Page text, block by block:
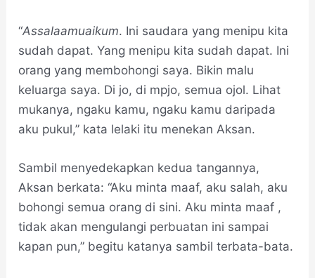
“Assalaamuaikum. Ini saudara yang menipu kita
sudah dapat. Yang menipu kita sudah dapat. Ini
orang yang membohongi saya. Bikin malu
keluarga saya. Di jo, di mpjo, semua ojol. Lihat
mukanya, ngaku kamu, ngaku kamu daripada
aku pukul,” kata lelaki itu menekan Aksan.
Sambil menyedekapkan kedua tangannya,
Aksan berkata: “Aku minta maaf, aku salah, aku
bohongi semua orang di sini. Aku minta maaf ,
tidak akan mengulangi perbuatan ini sampai
kapan pun,” begitu katanya sambil terbata-bata.